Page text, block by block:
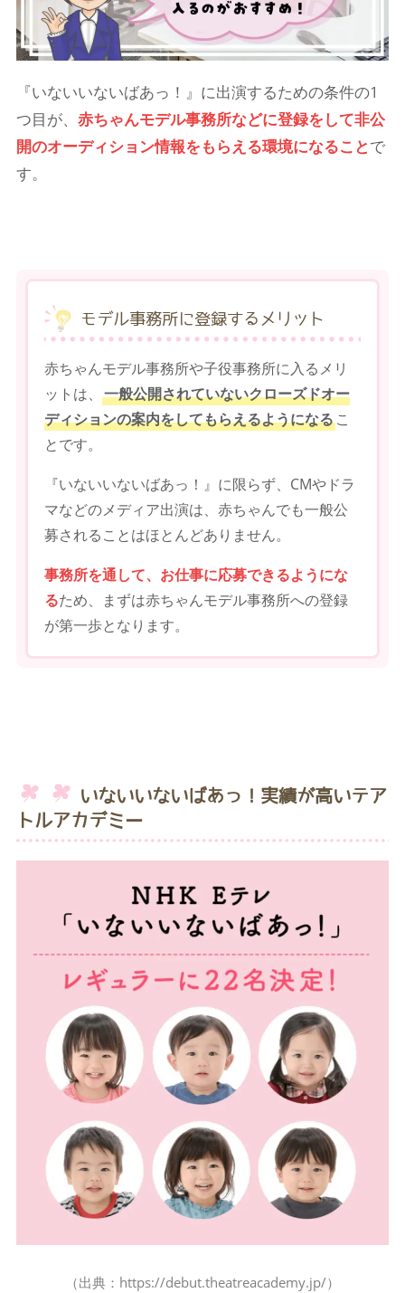
『いないいないばあっ！』に出演するための条件の1
つ目が、 赤ちゃんモデル事務所などに登録をして非公
開のオーディション情報をもらえる環境になることで
す。
モデル事務所に登録するメリット
赤ちゃんモデル事務所や子役事務所に入るメリ
ットは、 一般公開されていないクローズドオー
ディションの案内をしてもらえるようになるこ
とです。
『いないいないばあっ！』に限らず、CMやドラ
マなどのメディア出演は、赤ちゃんでも一般公
募されることはほとんどありません。
事務所を通して、お仕事に応募できるようにな
るため、まずは赤ちゃんモデル事務所への登録
が第一歩となります。
いないいないばあっ！実績が高いテア
トルアカデミー
（出典：https://debut.theatreacademy.jp/）